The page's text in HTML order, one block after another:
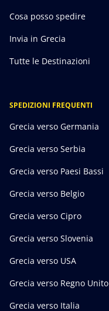
Cosa posso spedire
Invia in Grecia
Tutte le Destinazioni
SPEDIZIONI FREQUENTI
Grecia verso Germania
Grecia verso Serbia
Grecia verso Paesi Bassi
Grecia verso Belgio
Grecia verso Cipro
Grecia verso Slovenia
Grecia verso USA
Grecia verso Regno Unito
Grecia verso Italia